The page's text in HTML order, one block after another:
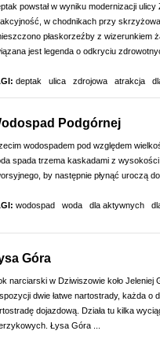
powstał w wyniku modernizacji ulicy
w chodnikach przy
płaskorzeźby z wizerunkiem
jest legenda o odkryciu zdrowotnyc
deptak ulica zdrojowa atrakcja
Podgórnej
wodospadem pod względem
spada trzema kaskadami z
by następnie płynąć uroczą
wodospad woda dla aktywnych
Góra
narciarski w Dziwiszowie koło Jeleniej
dwie łatwe nartostrady, każda o
dojazdową. Działa tu kilka
Łysa Góra ...